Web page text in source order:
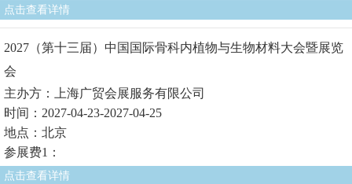
点击查看详情
2027（第十三届）中国国际骨科内植物与生物材料大会暨展览
会
主办方：上海广贸会展服务有限公司
时间：2027-04-23-2027-04-25
地点：北京
参展费1：
点击查看详情